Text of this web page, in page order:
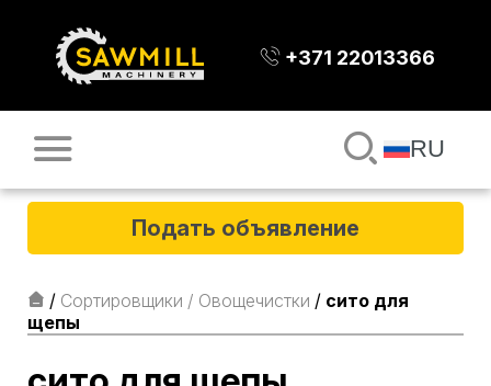
+371 22013366
RU
Подать объявление
/ Сортировщики / Овощечистки / сито для
щепы